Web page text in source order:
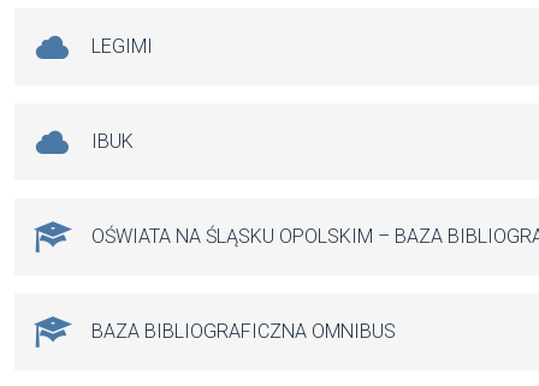
LEGIMI
IBUK
OŚWIATA NA ŚLĄSKU OPOLSKIM – BAZA
BAZA BIBLIOGRAFICZNA OMNIBUS